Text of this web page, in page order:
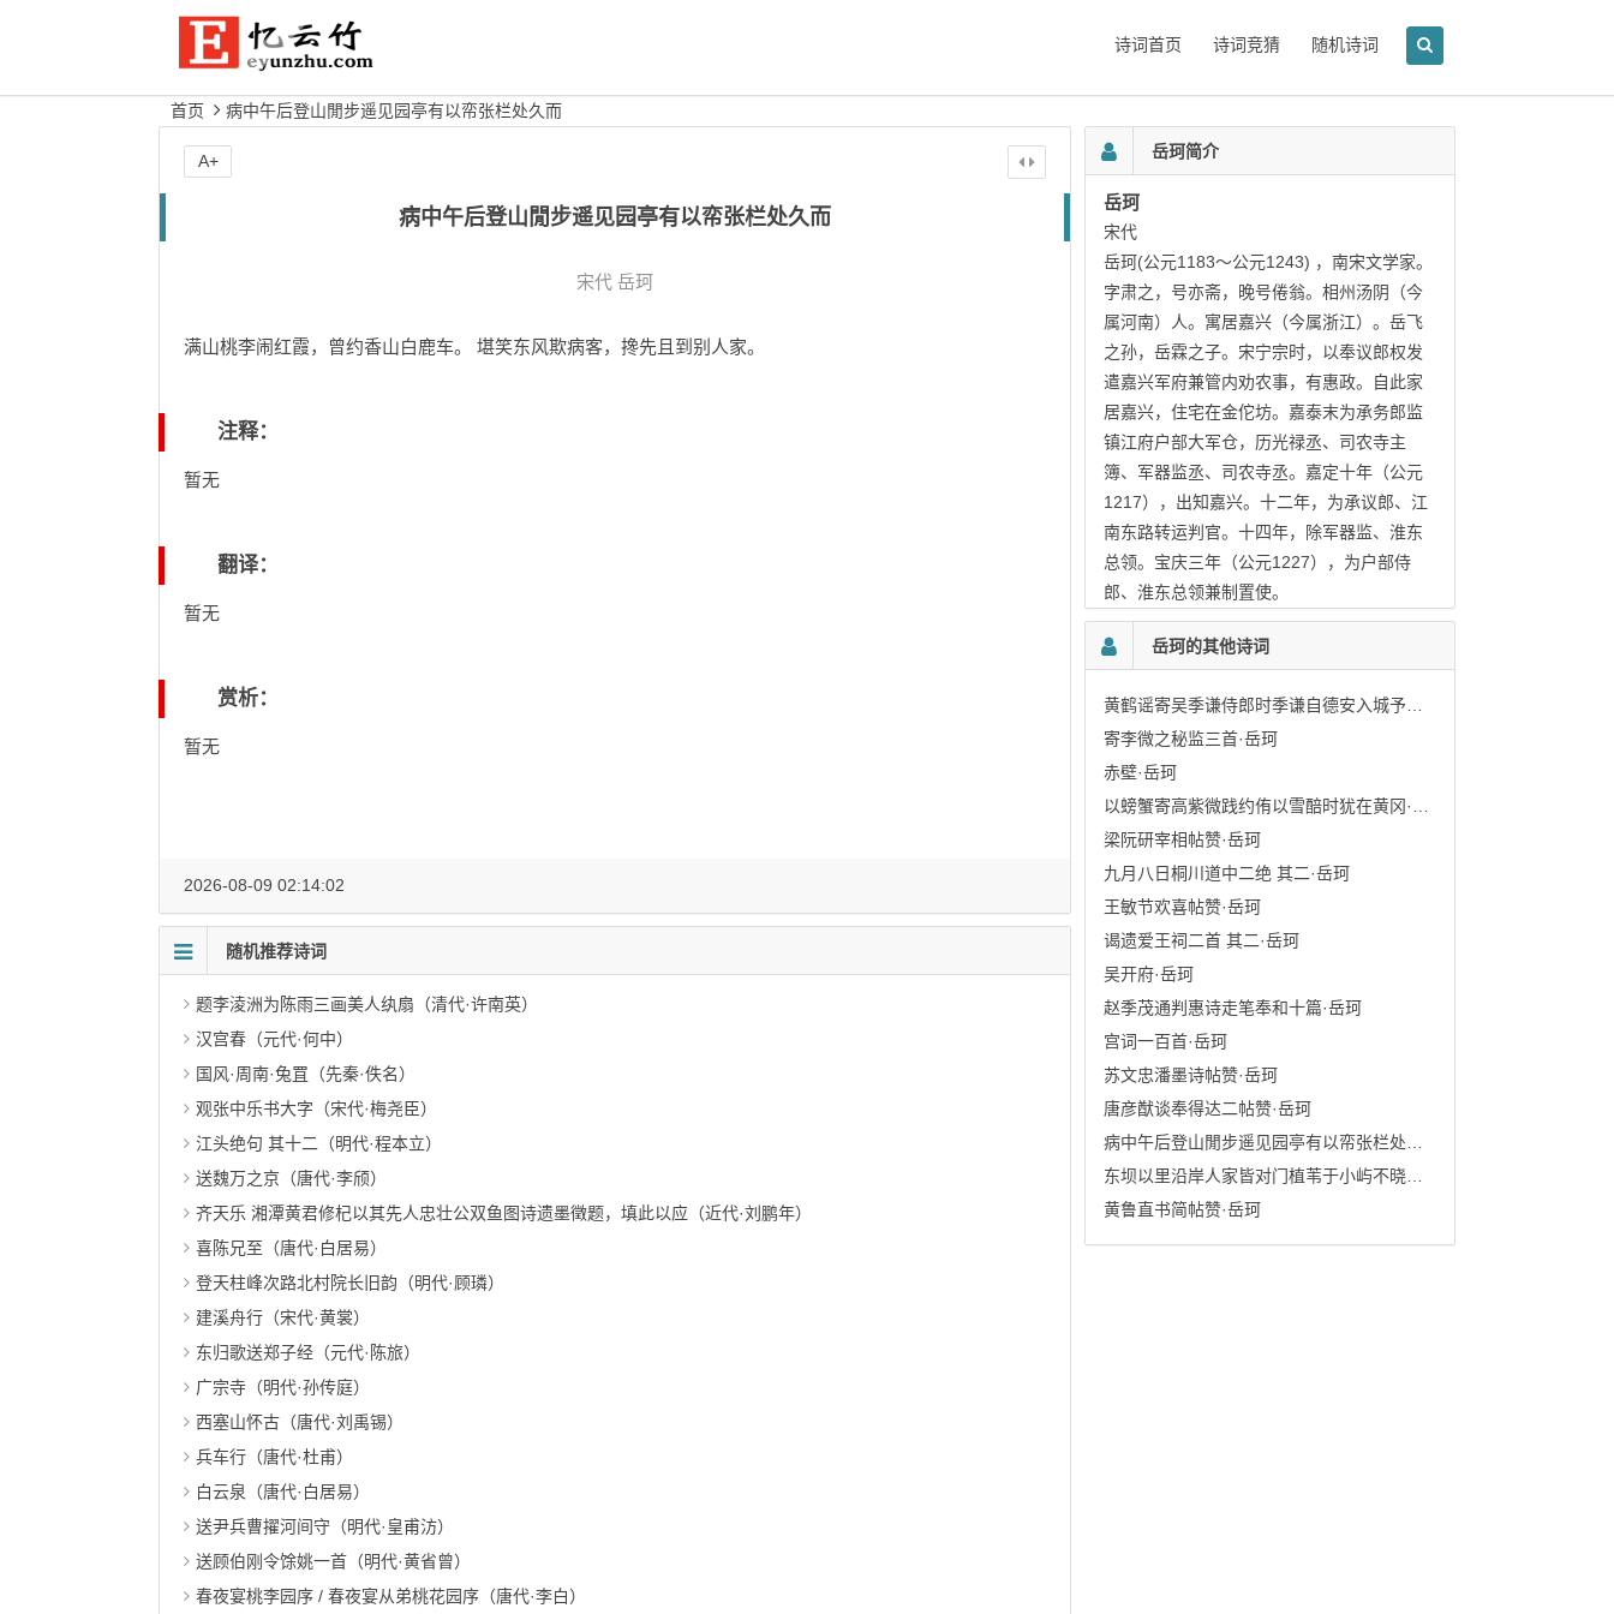
诗词首页 诗词竞猜 随机诗词
首页 病中午后登山閒步遥见园亭有以帟张栏处久而
病中午后登山閒步遥见园亭有以帟张栏处久而
宋代 岳珂
满山桃李闹红霞，曾约香山白鹿车。 堪笑东风欺病客，搀先且到别人家。
注释：
暂无
翻译：
暂无
赏析：
暂无
A+
2026-08-09 02:14:02
随机推荐诗词
题李淩洲为陈雨三画美人纨扇（清代·许南英）
汉宫春（元代·何中）
国风·周南·兔罝（先秦·佚名）
观张中乐书大字（宋代·梅尧臣）
江头绝句 其十二（明代·程本立）
送魏万之京（唐代·李颀）
齐天乐 湘潭黄君修杞以其先人忠壮公双鱼图诗遗墨徵题，填此以应（近代·刘鹏年）
喜陈兄至（唐代·白居易）
登天柱峰次路北村院长旧韵（明代·顾璘）
建溪舟行（宋代·黄裳）
东归歌送郑子经（元代·陈旅）
广宗寺（明代·孙传庭）
西塞山怀古（唐代·刘禹锡）
兵车行（唐代·杜甫）
白云泉（唐代·白居易）
送尹兵曹擢河间守（明代·皇甫汸）
送顾伯刚令馀姚一首（明代·黄省曾）
春夜宴桃李园序 / 春夜宴从弟桃花园序（唐代·李白）
岳珂简介
岳珂
宋代
岳珂(公元1183～公元1243) ，南宋文学家。
字肃之，号亦斋，晚号倦翁。相州汤阴（今
属河南）人。寓居嘉兴（今属浙江）。岳飞
之孙，岳霖之子。宋宁宗时，以奉议郎权发
遣嘉兴军府兼管内劝农事，有惠政。自此家
居嘉兴，住宅在金佗坊。嘉泰末为承务郎监
镇江府户部大军仓，历光禄丞、司农寺主
簿、军器监丞、司农寺丞。嘉定十年（公元
1217），出知嘉兴。十二年，为承议郎、江
南东路转运判官。十四年，除军器监、淮东
总领。宝庆三年（公元1227），为户部侍
郎、淮东总领兼制置使。
岳珂的其他诗词
寄李微之秘监三首·岳珂
赤壁·岳珂
梁阮研宰相帖赞·岳珂
九月八日桐川道中二绝 其二·岳珂
王敏节欢喜帖赞·岳珂
谒遗爱王祠二首 其二·岳珂
吴开府·岳珂
赵季茂通判惠诗走笔奉和十篇·岳珂
宫词一百首·岳珂
苏文忠潘墨诗帖赞·岳珂
唐彦猷谈奉得达二帖赞·岳珂
黄鲁直书简帖赞·岳珂